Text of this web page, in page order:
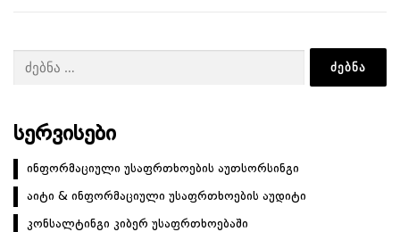
ძებნა:
ᲡᲔᲠᲕᲘᲡᲔᲑᲘ
ინფორმაციული უსაფრთხოების აუთსორსინგი
აიტი & ინფორმაციული უსაფრთხოების აუდიტი
კონსალტინგი კიბერ უსაფრთხოებაში